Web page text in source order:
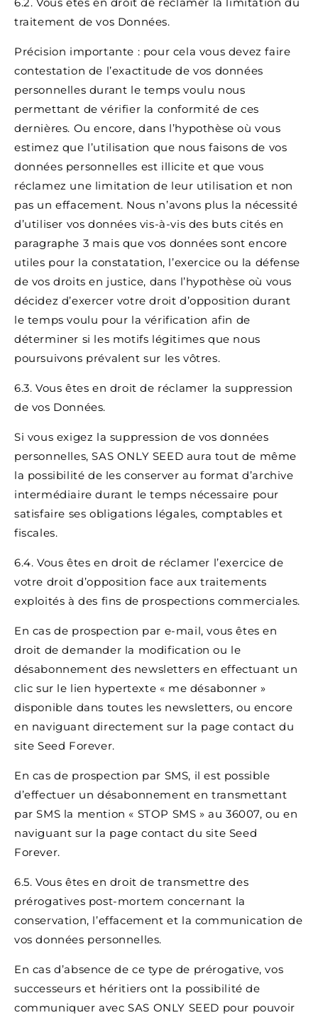
traitement de vos Données.
Précision importante : pour cela vous devez faire
contestation de l’exactitude de vos données
personnelles durant le temps voulu nous
permettant de vérifier la conformité de ces
dernières. Ou encore, dans l’hypothèse où vous
estimez que l’utilisation que nous faisons de vos
données personnelles est illicite et que vous
réclamez une limitation de leur utilisation et non
pas un effacement. Nous n’avons plus la nécessité
d’utiliser vos données vis-à-vis des buts cités en
paragraphe 3 mais que vos données sont encore
utiles pour la constatation, l’exercice ou la défense
de vos droits en justice, dans l’hypothèse où vous
décidez d’exercer votre droit d’opposition durant
le temps voulu pour la vérification afin de
déterminer si les motifs légitimes que nous
poursuivons prévalent sur les vôtres.
6.3. Vous êtes en droit de réclamer la suppression
de vos Données.
Si vous exigez la suppression de vos données
personnelles, SAS ONLY SEED aura tout de même
la possibilité de les conserver au format d’archive
intermédiaire durant le temps nécessaire pour
satisfaire ses obligations légales, comptables et
fiscales.
6.4. Vous êtes en droit de réclamer l’exercice de
votre droit d’opposition face aux traitements
exploités à des fins de prospections commerciales.
En cas de prospection par e-mail, vous êtes en
droit de demander la modification ou le
désabonnement des newsletters en effectuant un
clic sur le lien hypertexte « me désabonner »
disponible dans toutes les newsletters, ou encore
en naviguant directement sur la page contact du
site Seed Forever.
En cas de prospection par SMS, il est possible
d’effectuer un désabonnement en transmettant
par SMS la mention « STOP SMS » au 36007, ou en
naviguant sur la page contact du site Seed
Forever.
6.5. Vous êtes en droit de transmettre des
prérogatives post-mortem concernant la
conservation, l’effacement et la communication de
vos données personnelles.
En cas d’absence de ce type de prérogative, vos
successeurs et héritiers ont la possibilité de
communiquer avec SAS ONLY SEED pour pouvoir